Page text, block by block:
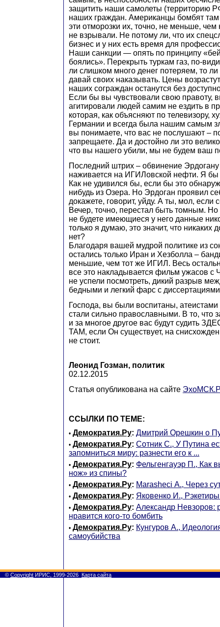
защитить наши самолеты (территорию
наших граждан. Американцы бомбят там
эти отморозки их, точно, не меньше,
не взрывали. Не потому ли, что их
бизнес и у них есть время для
Наши санкции — опять по принципу
боялись». Перекрыть туркам газ, по-
ли слишком много денег потеряем, то
давай своих наказывать. Цены
наших сограждан останутся без
Если бы вы чувствовали свою правоту,
агитировали людей самим не ездить в
которая, как объясняют по телевизору,
Германии и всегда была нашим самым
вы понимаете, что вас не послушают –
запрещаете. Да и достойно ли это
что вы нашего убили, мы не будем ваш
Последний штрих – обвинение Эрдогану
наживается на ИГИЛовской нефти. Я бы
Как не удивился бы, если бы это
нибудь из Озера. Но Эрдоган проявил
докажете, говорит, уйду. А ты, мол, если
Вечер, точно, перестал быть томным. Но
не будете имеющиеся у него данные
только я думаю, это значит, что никаких
нет?
Благодаря вашей мудрой политике из
остались только Иран и Хезболла –
меньшие, чем тот же ИГИЛ. Весь
все это накладывается фильм ужасов с
не успели посмотреть, дикий разрыв
бедными и легкий фарс с
Господа, вы были воспитаны,
стали сильно православными. В то, что
и за многое другое вас будут судить
ТАМ, если Он существует, на
не стоит.
Леонид Гозман, политик
02.12.2015
Статья опубликована на сайте
ССЫЛКИ ПО ТЕМЕ:
• Демократия.Ру: Дмитрий Орешкин о
• Демократия.Ру: Сотник С., У Путина
запомниться миру: разнести его к ...
• Демократия.Ру: Фельгенгауэр П., Как
нож» из спины?
• Демократия.Ру: Marasheci А., Через
• Демократия.Ру: Яковенко И.,
• Демократия.Ру: Александр Невзоров:
нравится кого-то бомбить
• Демократия.Ру: Кунгуров А.,
самоубийства
© Copyright ИРИС, 1999-2026 Карта сайта